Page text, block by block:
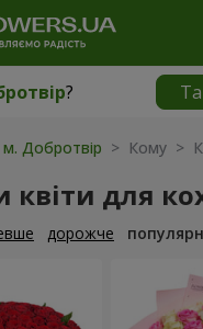
?
|
м. Добротвір > Кому >
для
дорожче